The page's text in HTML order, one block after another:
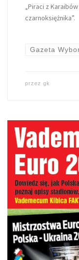
„Piraci z
czarnoksiężnika”.
Gazeta
przez gk